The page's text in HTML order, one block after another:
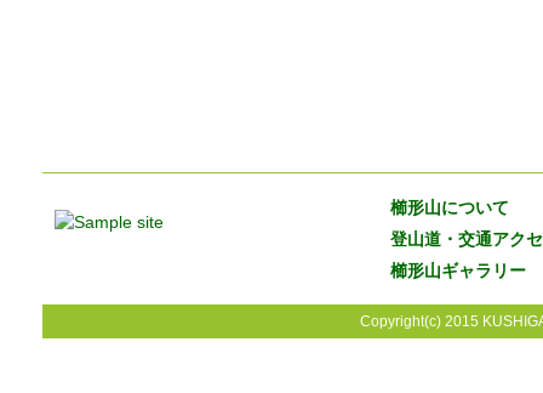
櫛形山について
登山道・交通アク
櫛形山ギャラリー
Copyright(c) 2015